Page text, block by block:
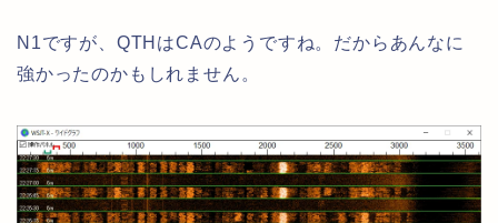
N1ですが、QTHはCAのようですね。だからあんなに
強かったのかもしれません。